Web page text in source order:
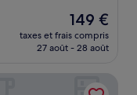
Le
nouveau
prix
de
149 €
149 €
taxes et frais compris
27 août - 28 août